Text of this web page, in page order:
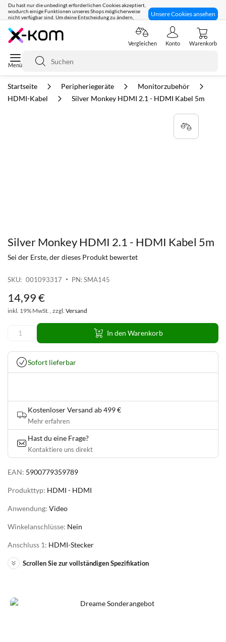
Du hast nur die unbedingt erforderlichen Cookies akzeptiert,
wodurch einige Funktionen unseres Shops möglicherweise
nicht verfügbar sind. Um deine Entscheidung zu ändern,
Unsere Cookies ansehen
Seit 8 Jahren für dich da!
Suche
Vergleichen Konto Warenkorb
Startseite Peripheriegeräte
Monitorzubehör
HDMI-Kabel
Silver Monkey HDMI 2.1 - HDMI Kabel 5m
Silver Monkey HDMI 2.1 - HDMI Kabel 5m
SKU 001093317 PN: SMA145
Sei der Erste, der dieses Produkt bewertet
EAN: 5900779359789
Produkttyp: HDMI - HDMI
Anwendung: Video
Winkelanschlüsse: Nein
Anschluss 1: HDMI-Stecker
Scrollen Sie zur vollständigen Spezifikation
14,99€
inkl. 19% MwSt. , zzgl. Versand
In den Warenkorb
Sofort lieferbar
Kostenloser Versand ab 499 €
Mehr erfahren
Hast du eine Frage?
Kontaktiere uns direkt
Zum
Bildgalerie